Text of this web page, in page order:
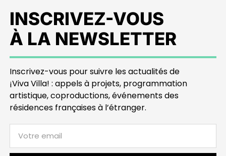
INSCRIVEZ-VOUS
À LA NEWSLETTER
Inscrivez-vous pour suivre les actualités de
¡Viva Villa! : appels à projets, programmation
artistique, coproductions, événements des
résidences françaises à l’étranger.